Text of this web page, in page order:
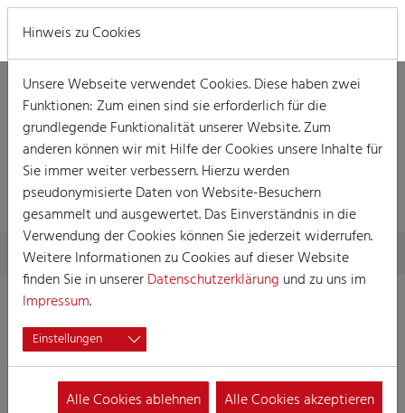
DETAILLIERTE
INFORMATIONEN
Skip to main content
You are here:
Home Detaillierte Informationen
K.G. “Die Isenburger”
Köln-Holweide 1974
e.V.
Hinweis zu Cookies
Unsere Webseite verwendet Cookies. Diese haben zwei
Funktionen: Zum einen sind sie erforderlich für die
grundlegende Funktionalität unserer Website. Zum
anderen können wir mit Hilfe der Cookies unsere Inhalte für
Sie immer weiter verbessern. Hierzu werden
pseudonymisierte Daten von Website-Besuchern
gesammelt und ausgewertet. Das Einverständnis in die
Verwendung der Cookies können Sie jederzeit widerrufen.
Weitere Informationen zu Cookies auf dieser Website
finden Sie in unsererDatenschutzerklärung und zu uns im
Impressum.
Einstellungen
Alle Cookies ablehnen Alle Cookies akzeptieren